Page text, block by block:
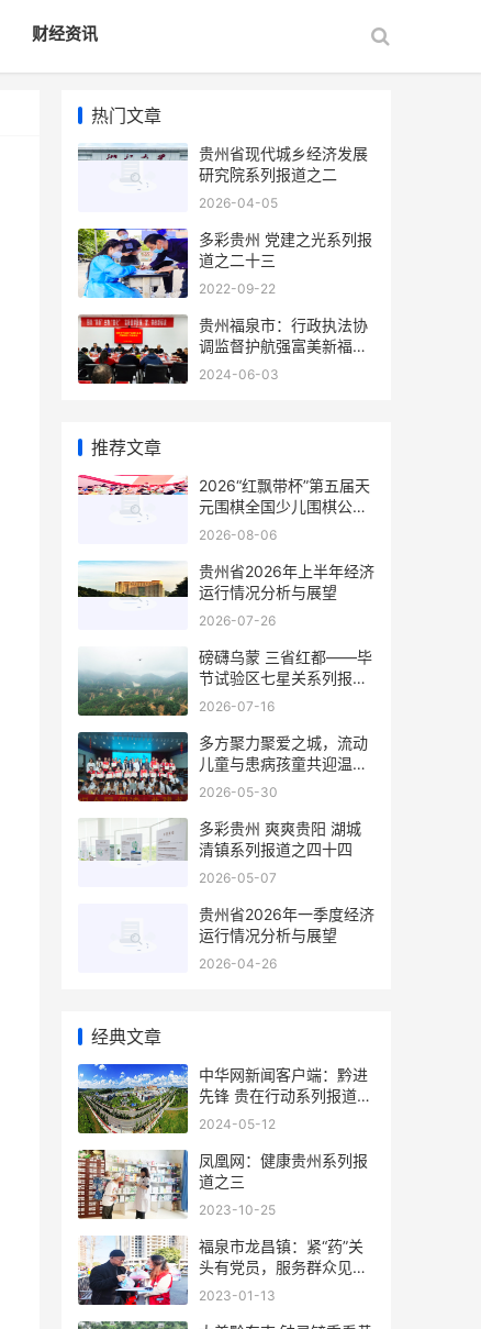
财经资讯
热门文章
贵州省现代城乡经济发展
研究院系列报道之二
2026-04-05
多彩贵州 党建之光系列报
道之二十三
2022-09-22
贵州福泉市：行政执法协
调监督护航强富美新福泉
建设
2024-06-03
推荐文章
​​​​​​​2026“红飘带杯”第五届天
元围棋全国少儿围棋公开
赛在贵阳开幕
2026-08-06
贵州省2026年上半年经济
运行情况分析与展望
2026-07-26
磅礴乌蒙 三省红都——毕
节试验区七星关系列报道
之七
2026-07-16
多方聚力聚爱之城，流动
儿童与患病孩童共迎温暖
六一
2026-05-30
多彩贵州 爽爽贵阳 湖城
清镇系列报道之四十四
2026-05-07
贵州省2026年一季度经济
运行情况分析与展望
2026-04-26
经典文章
中华网新闻客户端：黔进
先锋 贵在行动系列报道之
二
2024-05-12
凤凰网​​​​​​​：健康贵州系列报
道之三
2023-10-25
福泉市龙昌镇：紧“药”关
头有党员，服务群众见实
效
2023-01-13